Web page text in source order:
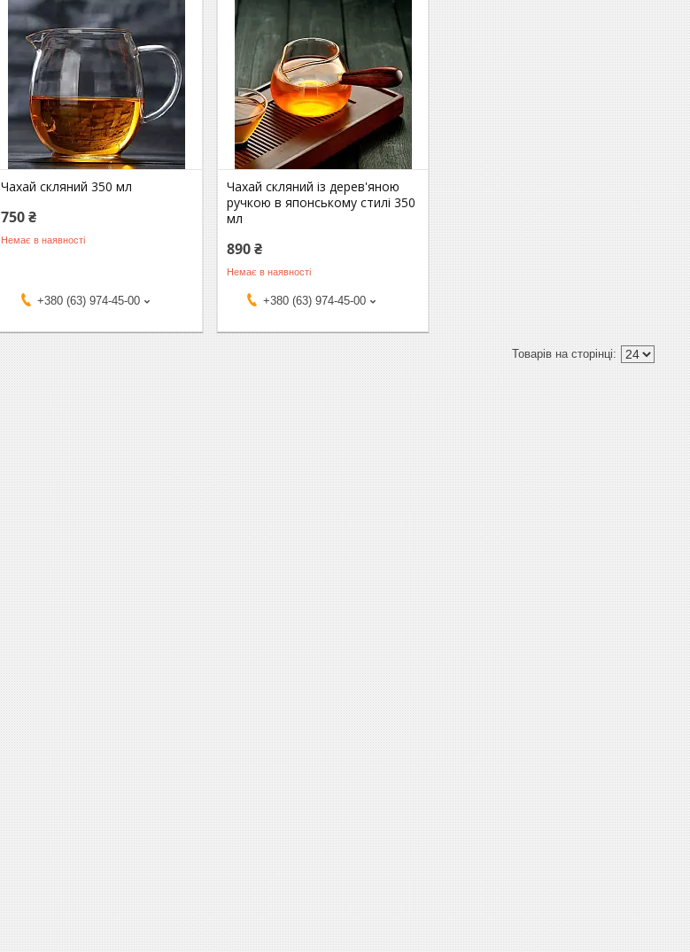
Чахай скляний 350 мл
750 ₴
Немає в наявності
+380 (63) 974-45-00
Чахай скляний із дерев'яною
ручкою в японському стилі 350
мл
890 ₴
Немає в наявності
+380 (63) 974-45-00